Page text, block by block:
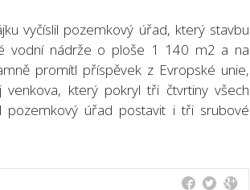
vyčíslil pozemkový úřad, který stavbu
vodní nádrže o ploše 1 140 m2 a na
promítl příspěvek z Evropské unie,
který pokryl tři čtvrtiny všech
pozemkový úřad postavit i tři srubové